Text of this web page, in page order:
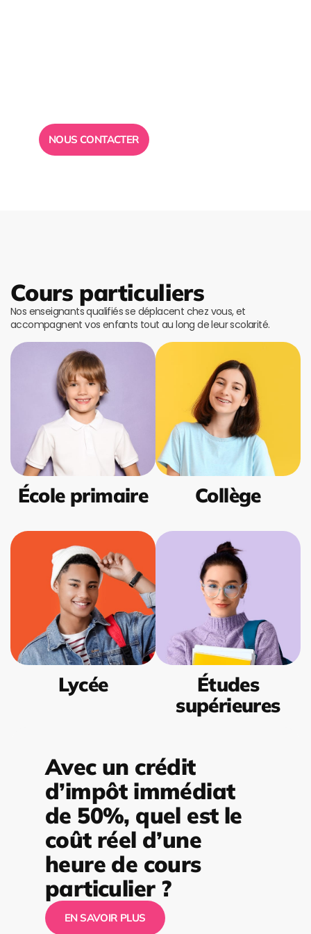
NOUS CONTACTER
Cours particuliers
Nos enseignants qualifiés se déplacent chez vous, et
accompagnent vos enfants tout au long de leur scolarité.
École primaire Collège
Lycée
Études
supérieures
Avec un crédit
d’impôt immédiat
de 50%, quel est le
coût réel d’une
heure de cours
particulier ?
EN SAVOIR PLUS